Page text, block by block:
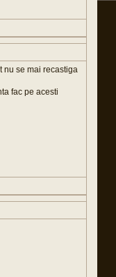
nu se mai recastiga
fac pe acesti